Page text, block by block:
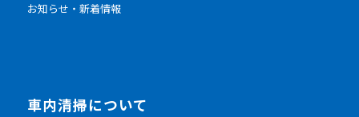
お知らせ・新着情報
車内清掃について